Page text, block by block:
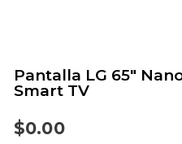
Pantalla LG 65″
Smart TV
$0.00